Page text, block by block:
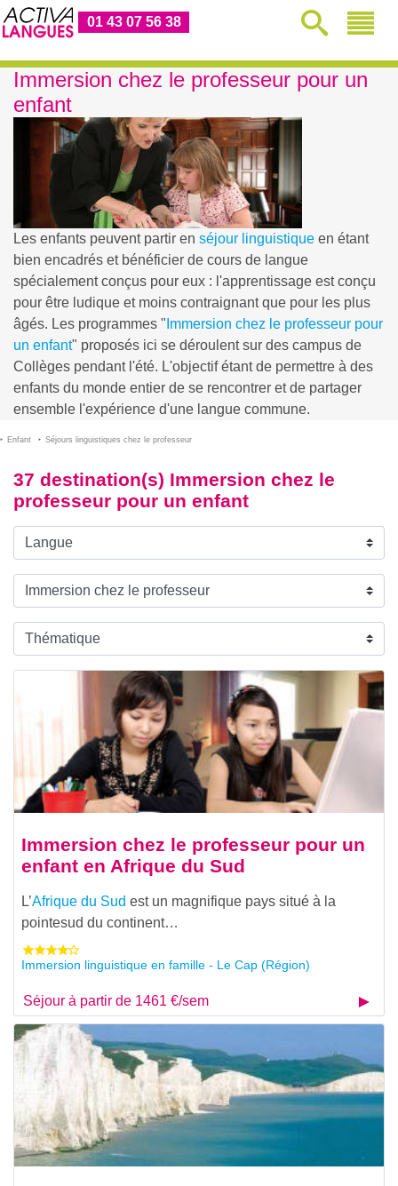
01 43 07 56 38
Immersion chez le professeur pour un
enfant
Les enfants peuvent partir en séjour linguistique en étant
bien encadrés et bénéficier de cours de langue
spécialement conçus pour eux : l'apprentissage est conçu
pour être ludique et moins contraignant que pour les plus
âgés. Les programmes " Immersion chez le professeur pour
un enfant" proposés ici se déroulent sur des campus de
Collèges pendant l'été. L'objectif étant de permettre à des
enfants du monde entier de se rencontrer et de partager
ensemble l'expérience d'une langue commune.
Enfant Séjours linguistiques chez le professeur
37 destination(s) Immersion chez le
professeur pour un enfant
Immersion chez le professeur pour un
enfant en Afrique du Sud
L’Afrique du Sud est un magnifique pays situé à la
pointesud du continent…
Immersion linguistique en famille - Le Cap (Région)
Séjour à partir de 1461 €/sem